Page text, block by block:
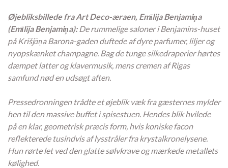
Øjebliksbillede fra Art Deco-æraen, Emīlija Benjamiņa
(Emīlija Benjamiņa): De rummelige saloner i Benjamins-huset
på Krišjāņa Barona-gaden duftede af dyre parfumer, liljer og
nyopskænket champagne. Bag de tunge silkedraperier hørtes
dæmpet latter og klavermusik, mens cremen af Rigas
samfund nød en udsøgt aften.
Pressedronningen trådte et øjeblik væk fra gæsternes mylder
hen til den massive buffet i spisestuen. Hendes blik hvilede
på en klar, geometrisk præcis form, hvis koniske facon
reflekterede tusindvis af lysstråler fra krystalkronelysene.
Hun rørte let ved den glatte sølvkrave og mærkede metallets
kølighed.